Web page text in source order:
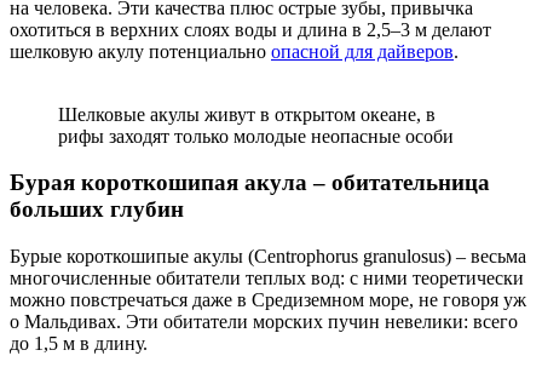
на человека. Эти качества плюс острые зубы, привычка
охотиться в верхних слоях воды и длина в 2,5–3 м делают
шелковую акулу потенциально опасной для дайверов.
Шелковые акулы живут в открытом океане, в
рифы заходят только молодые неопасные особи
Бурая короткошипая акула – обитательница
больших глубин
Бурые короткошипые акулы (Centrophorus granulosus) – весьма
многочисленные обитатели теплых вод: с ними теоретически
можно повстречаться даже в Средиземном море, не говоря уж
о Мальдивах. Эти обитатели морских пучин невелики: всего
до 1,5 м в длину.